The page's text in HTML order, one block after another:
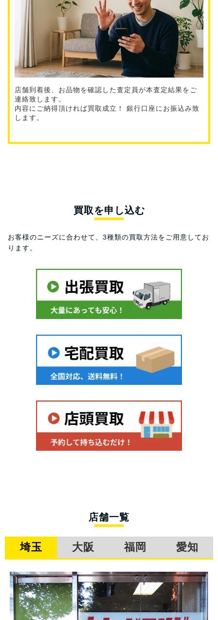
店舗到着後、お品物を確認した査定員が本査定結果をご
連絡致します。
内容にご納得頂ければ買取成立！ 銀行口座にお振込み致
します。
買取を申し込む
お客様のニーズに合わせて、3種類の買取方法をご用意してお
ります。
店舗一覧
埼玉 大阪 福岡 愛知